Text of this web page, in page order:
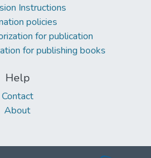
Instructions
policies
for publication
for publishing books
Help
Contact
About